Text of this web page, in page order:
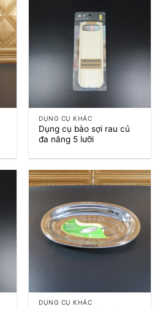
DỤNG CỤ KHÁC
Dụng cụ bào sợi rau củ
đa năng 5 lưỡi
DỤNG CỤ KHÁC